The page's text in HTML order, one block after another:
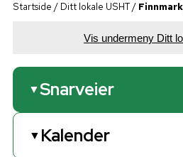
Startside / Ditt lokale USHT/
Vis undermeny Ditt
▼Snarveier
Handlingsplan
▼ Kalender